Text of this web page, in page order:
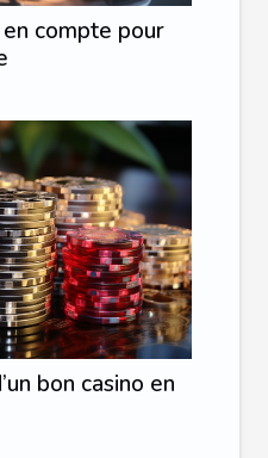
compte pour
bon casino en